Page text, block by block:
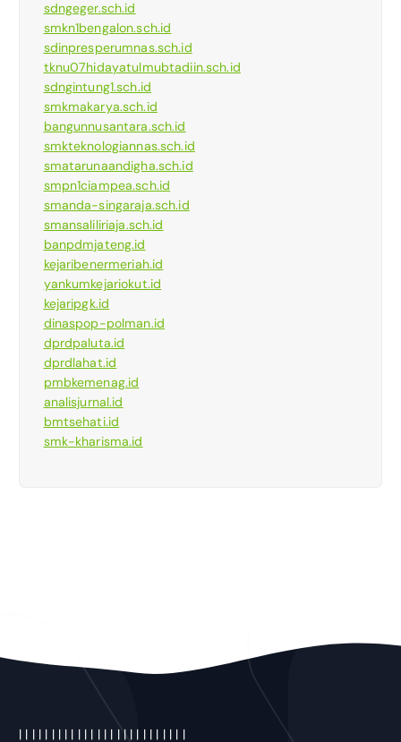
sdngeger.sch.id
smkn1bengalon.sch.id
sdinpresperumnas.sch.id
tknu07hidayatulmubtadiin.sch.id
sdngintung1.sch.id
smkmakarya.sch.id
bangunnusantara.sch.id
smkteknologiannas.sch.id
smatarunaandigha.sch.id
smpn1ciampea.sch.id
smanda-singaraja.sch.id
smansaliliriaja.sch.id
banpdmjateng.id
kejaribenermeriah.id
yankumkejariokut.id
kejaripgk.id
dinaspop-polman.id
dprdpaluta.id
dprdlahat.id
pmbkemenag.id
analisjurnal.id
bmtsehati.id
smk-kharisma.id
| | | | | | | | | | | | | | | | | | | | | | | | | |